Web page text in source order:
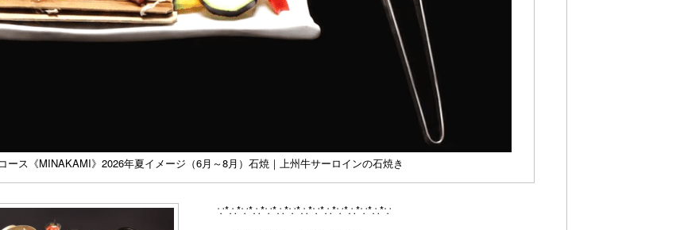
ス《MINAKAMI》2026年夏イメージ（6月～8月）石焼｜上州牛サーロインの石焼き
∵*∴*∵*∴*∵*∴*∵*∴*∵*∴*∵*∴*∵*∴*∵